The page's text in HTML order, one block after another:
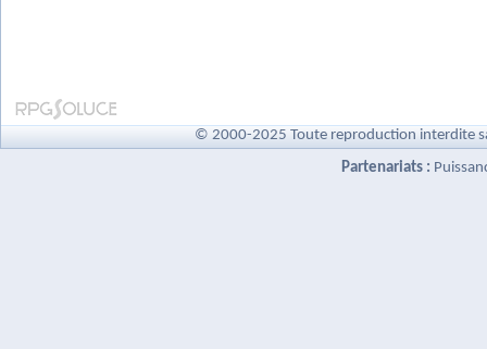
© 2000-2025 Toute reproduction interdite
Partenariats :